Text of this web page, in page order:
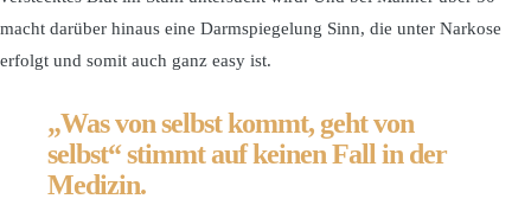
macht darüber hinaus eine Darmspiegelung Sinn, die unter Narkose
erfolgt und somit auch ganz easy ist.
„Was von selbst kommt, geht von
selbst“ stimmt auf keinen Fall in der
Medizin.